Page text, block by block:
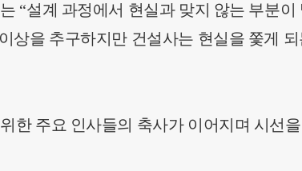
“설계 과정에서 현실과 맞지 않는 부분
상을 추구하지만 건설사는 현실을 쫓게
한 주요 인사들의 축사가 이어지며 시선